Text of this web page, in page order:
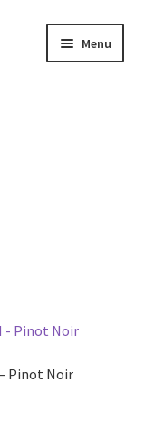
Menu
– Pinot Noir